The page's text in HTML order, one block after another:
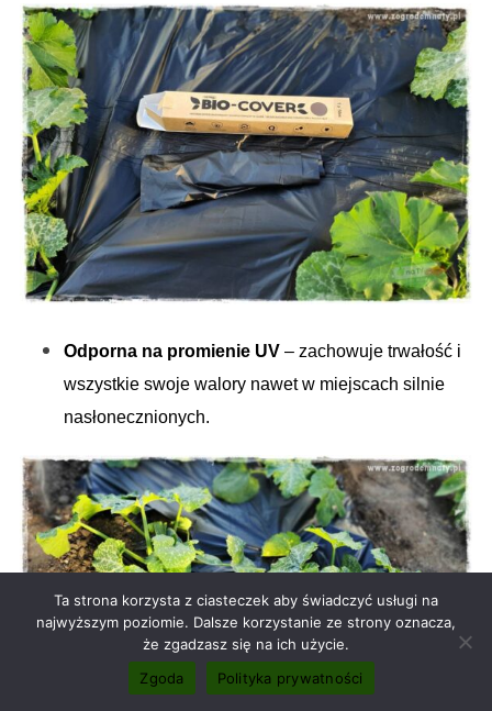
Odporna na promienie UV– zachowuje trwałość i
wszystkie swoje walory nawet w miejscach silnie
nasłonecznionych.
Ta strona korzysta z ciasteczek aby świadczyć usługi na
najwyższym poziomie. Dalsze korzystanie ze strony oznacza,
że zgadzasz się na ich użycie.
Zgoda
Polityka prywatności